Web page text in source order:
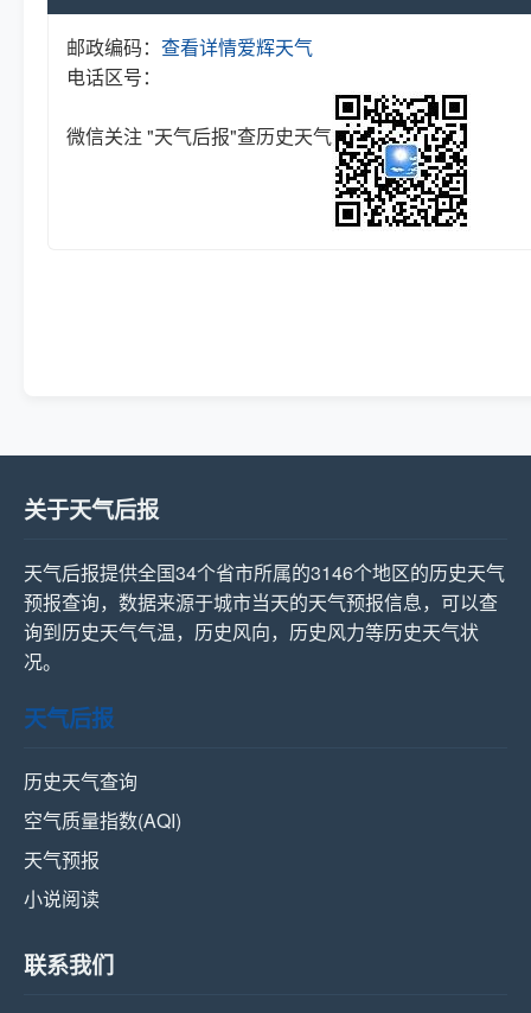
邮政编码：
电话区号：
查看详情爱辉天气
微信关注 "天气后报"查历史天气
关于天气后报
天气后报提供全国34个省市所属的3146个地区的历史天气
预报查询，数据来源于城市当天的天气预报信息，可以查
询到历史天气气温，历史风向，历史风力等历史天气状
况。
天气后报
历史天气查询
空气质量指数(AQI)
天气预报
小说阅读
联系我们